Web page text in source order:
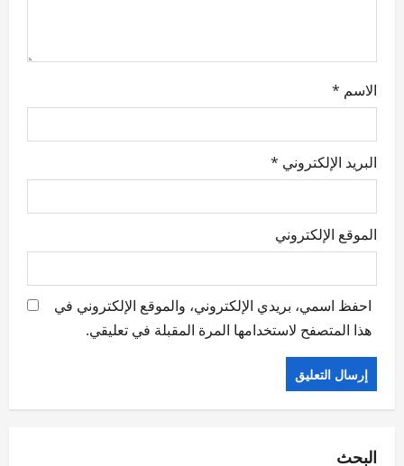
الاسم *
البريد الإلكتروني *
الموقع الإلكتروني
احفظ اسمي، بريدي الإلكتروني، والموقع الإلكتروني في
هذا المتصفح لاستخدامها المرة المقبلة في تعليقي.
البحث